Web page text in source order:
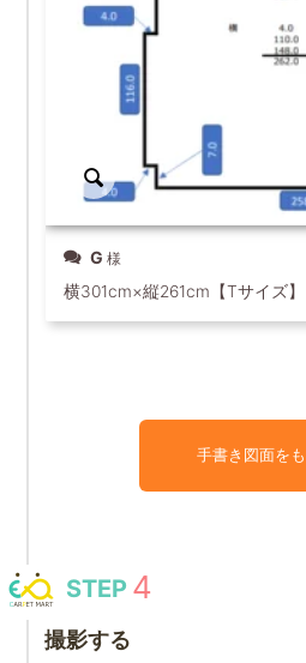
G
横301cm×縦261cm【Tサイズ】
手書き図面を
STEP
撮影する